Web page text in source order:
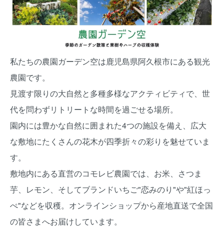
私たちの農園ガーデン空は鹿児島県阿久根市にある観光
農園です。
見渡す限りの大自然と多種多様なアクティビティで、世
代を問わずリトリートな時間を過ごせる場所。
園内には豊かな自然に囲まれた4つの施設を備え、広大
な敷地にたくさんの花木が四季折々の彩りを魅せていま
す。
敷地内にある直営のコモレビ農園では、お米、さつま
芋、レモン、そしてブランドいちご"恋みのり"や"紅ほっ
ぺ"などを収穫。オンラインショップから産地直送で全国
の皆さまへお届けしています。